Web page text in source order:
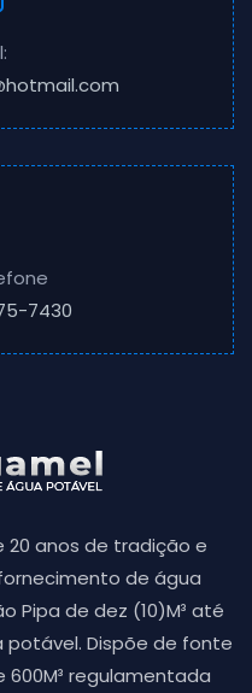
7430
20 anos de tradição e
de água
Pipa de dez (10)M³ até
potável. Dispõe de fonte
regulamentada